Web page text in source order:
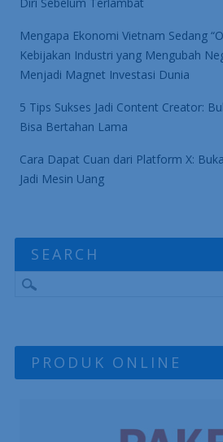
Mengapa Ekonomi Vietnam Sedang
Kebijakan Industri yang Mengubah
Menjadi Magnet Investasi Dunia
5 Tips Sukses Jadi Content Creator:
Bisa Bertahan Lama
Cara Dapat Cuan dari Platform X:
Jadi Mesin Uang
SEARCH
PRODUK ONLINE